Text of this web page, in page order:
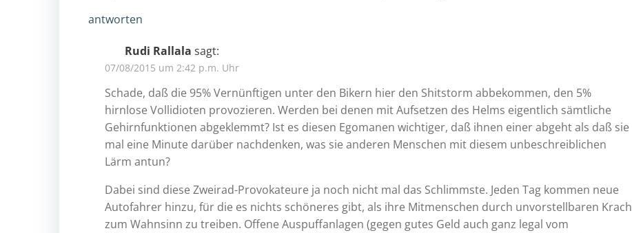
antworten
Rudi Rallala sagt:
07/08/2015 um 2:42 p.m. Uhr
Schade, daß die 95% Vernünftigen unter den Bikern hier den Shitstorm abbekommen, den 5%
hirnlose Vollidioten provozieren. Werden bei denen mit Aufsetzen des Helms eigentlich sämtliche
Gehirnfunktionen abgeklemmt? Ist es diesen Egomanen wichtiger, daß ihnen einer abgeht als daß sie
mal eine Minute darüber nachdenken, was sie anderen Menschen mit diesem unbeschreiblichen
Lärm antun?
Dabei sind diese Zweirad-Provokateure ja noch nicht mal das Schlimmste. Jeden Tag kommen neue
Autofahrer hinzu, für die es nichts schöneres gibt, als ihre Mitmenschen durch unvorstellbaren Krach
zum Wahnsinn zu treiben. Offene Auspuffanlagen (gegen gutes Geld auch ganz legal vom